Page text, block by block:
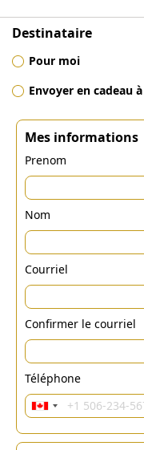
Destinataire
Pour moi
Envoyer en cadeau
Mes informations
Prenom
Nom
Courriel
Confirmer le courriel
Téléphone